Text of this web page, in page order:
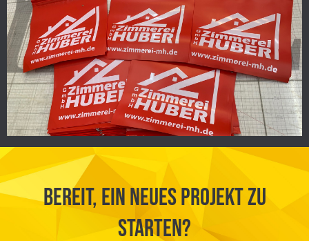
Bereit, ein neues Projekt zu
starten?